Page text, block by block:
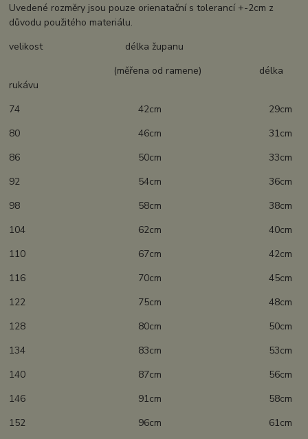
Uvedené rozměry jsou pouze orienatační s tolerancí +-2cm z
důvodu použitého materiálu.
velikost délka županu
(měřena od ramene) délka
rukávu
74 42cm 29cm
80 46cm 31cm
86 50cm 33cm
92 54cm 36cm
98 58cm 38cm
104 62cm 40cm
110 67cm 42cm
116 70cm 45cm
122 75cm 48cm
128 80cm 50cm
134 83cm 53cm
140 87cm 56cm
146 91cm 58cm
152 96cm 61cm